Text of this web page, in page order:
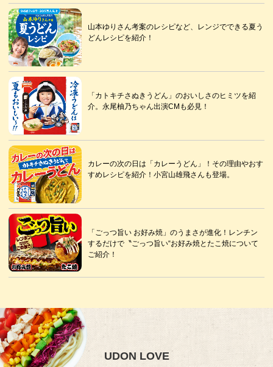
山本ゆりさん考案のレシピなど、レンジでできる夏う
どんレシピを紹介！
「カトキチさぬきうどん」のおいしさのヒミツを紹
介。永尾柚乃ちゃん出演CMも必見！
カレーの次の日は「カレーうどん」！その理由やおす
すめレシピを紹介！小宮山雄飛さんも登場。
「ごっつ旨い お好み焼」のうまさが進化！レンチン
するだけで〝ごっつ旨い“お好み焼とたこ焼について
ご紹介！
UDON LOVE